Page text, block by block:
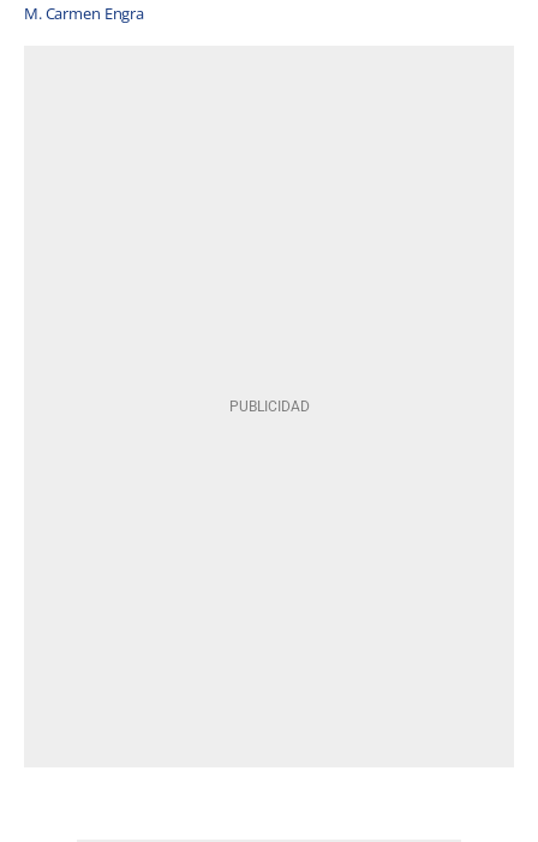
M. Carmen Engra